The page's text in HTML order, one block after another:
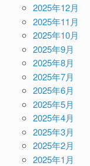
2025年12月
2025年11月
2025年10月
2025年9月
2025年8月
2025年7月
2025年6月
2025年5月
2025年4月
2025年3月
2025年2月
2025年1月